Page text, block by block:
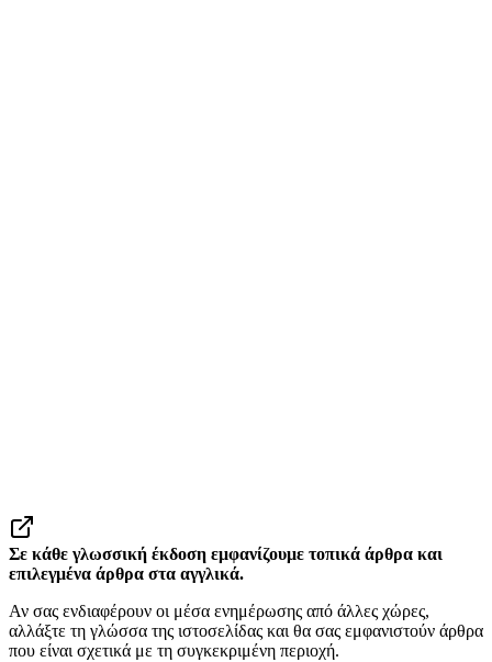
Σε κάθε γλωσσική έκδοση εμφανίζουμε τοπικά άρθρα και
επιλεγμένα άρθρα στα αγγλικά.
Αν σας ενδιαφέρουν οι μέσα ενημέρωσης από άλλες χώρες,
αλλάξτε τη γλώσσα της ιστοσελίδας και θα σας εμφανιστούν άρθρα
που είναι σχετικά με τη συγκεκριμένη περιοχή.